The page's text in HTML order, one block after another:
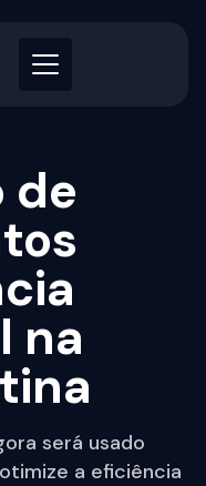
de
na
será usado
a eficiência